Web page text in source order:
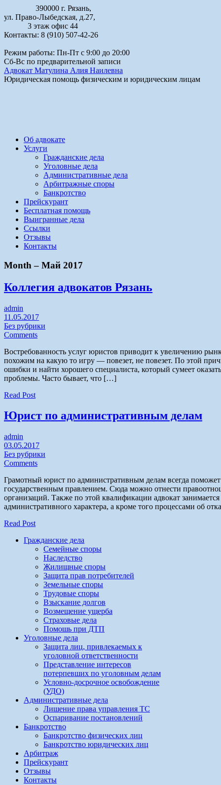
390000 г. Рязань,
ул. Право-Лыбедская, д.27,
3 этаж офис 44
Контакты: 8 (910) 507-42-26
Режим работы: Пн-Пт с 9:00 до 20:00
Сб-Вс по предварительной записи
Адвокат Матулина Алия Наилевна
Юридическая помощь физическим и юридическим лицам
Об адвокате
Услуги
Гражданские дела
Уголовные дела
Административные дела
Арбитражные споры
Банкротство
Прейскурант
Бесплатная помощь
Выигранные дела
Ссылки
Отзывы
Контакты
Month – Май 2017
Коллегия адвокатов Рязань
admin
11.05.2017
Без рубрики
Comments
Востребованность услуг юристов приводит к увеличению
похожим на какую то игру — повезет, не повезет. По этой
ошибки и найти хорошего специалиста, который сумеет
проблемы. Часто бывает, что […]
Read Post
Юрист по административным делам
admin
03.05.2017
Без рубрики
Comments
Грамотный юрист по административным делам всегда
государственным правлением. Сюда можно отнести
организаций. Также по этой квалификации адвокат
административного характера, а кроме того процессами об
Read Post
Гражданские дела
Семейные споры
Наследство
Жилищные споры
Защита прав потребителей
Земельные споры
Трудовые споры
Взыскание долгов
Возмещение ущерба
Страховые дела
Помошь при ДТП
Уголовные дела
Защита лиц, привлекаемых к
уголовной ответственности
Представление интересов
потерпевших по уголовным делам
Условно-досрочное освобождение
(УДО)
Административные дела
Лишение права управления ТС
Оспаривание постановлений
Банкротство
Банкротство физических лиц
Банкротство юридических лиц
Арбитраж
Прейскурант
Отзывы
Контакты